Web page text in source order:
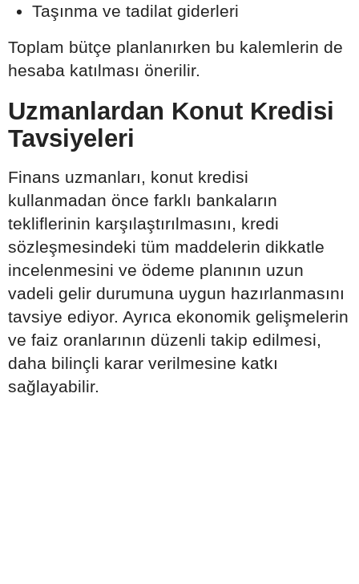
Taşınma ve tadilat giderleri
Toplam bütçe planlanırken bu kalemlerin de
hesaba katılması önerilir.
Uzmanlardan Konut Kredisi
Tavsiyeleri
Finans uzmanları, konut kredisi
kullanmadan önce farklı bankaların
tekliflerinin karşılaştırılmasını, kredi
sözleşmesindeki tüm maddelerin dikkatle
incelenmesini ve ödeme planının uzun
vadeli gelir durumuna uygun hazırlanmasını
tavsiye ediyor. Ayrıca ekonomik gelişmelerin
ve faiz oranlarının düzenli takip edilmesi,
daha bilinçli karar verilmesine katkı
sağlayabilir.